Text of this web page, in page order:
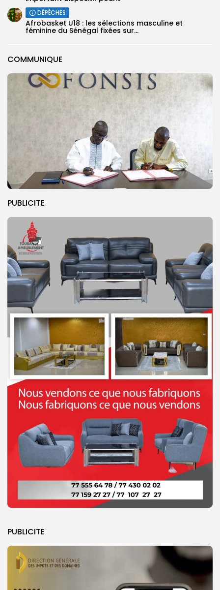
COMMUNIQUE
PUBLICITE
PUBLICITE
DÉPÊCHES
‎Afrobasket U18 : les sélections masculine et
féminine du Sénégal fixées sur...